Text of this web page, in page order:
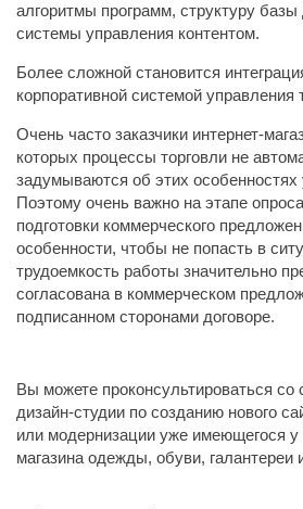
алгоритмы программ, структуру
системы управления контентом.
Более сложной становится
корпоративной системой управления
Очень часто заказчики интернет-
которых процессы торговли не
задумываются об этих особенностях
Поэтому очень важно на этапе
подготовки коммерческого
особенности, чтобы не попасть в
трудоемкость работы значительно
согласована в коммерческом
подписанном сторонами договоре.
Вы можете проконсультироваться
дизайн-студии по созданию нового
или модернизации уже имеющегося у
магазина одежды, обуви, галантереи